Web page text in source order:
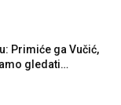
Primiće ga Vučić,
gledati…